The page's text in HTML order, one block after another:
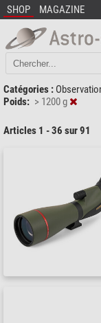
SHOP MAGAZINE
Catégories :
Poids: > 1200 g
Articles 1 - 36 sur 91